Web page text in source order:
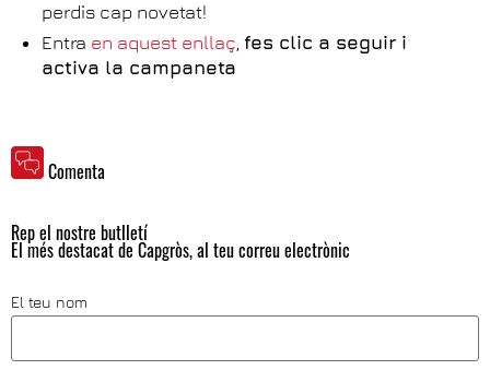
perdis cap novetat!
Entra en aquest enllaç, fes clic a seguir i
activa la campaneta
Comenta
Rep el nostre butlletí
El més destacat de Capgròs, al teu correu electrònic
El teu nom